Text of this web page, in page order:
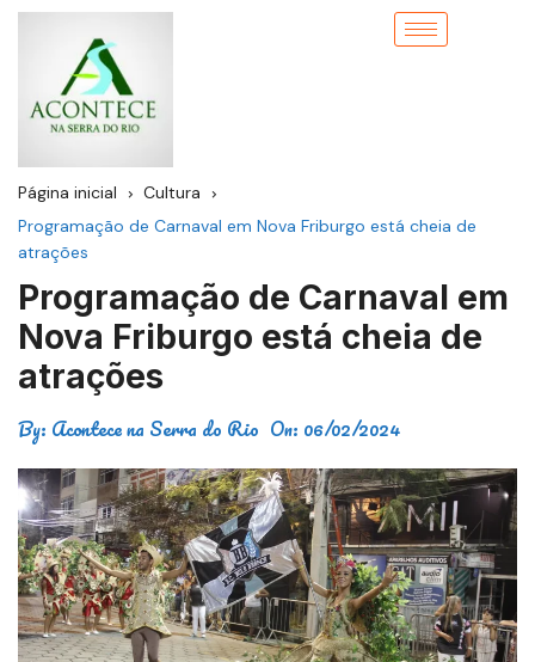
Página inicial
Cultura
Programação de Carnaval em Nova Friburgo está cheia de
atrações
Programação de Carnaval em
Nova Friburgo está cheia de
atrações
By: Acontece na Serra do Rio On: 06/02/2024